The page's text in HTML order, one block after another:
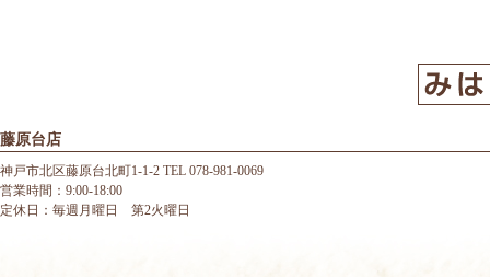
藤原台店
神戸市北区藤原台北町1-1-2 TEL 078-981-0069
営業時間：9:00-18:00
定休日：毎週月曜日 第2火曜日